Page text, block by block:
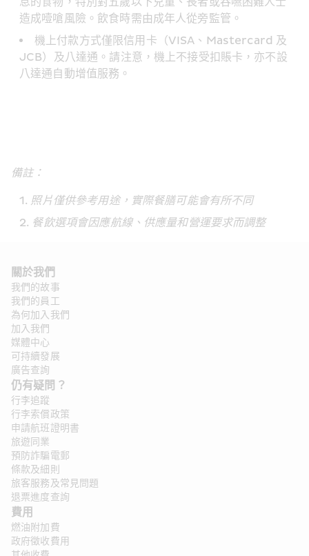
造成噎嗆風險。飲食時需由成年人從旁監管。
機上付款方式僅限信用卡（VISA、Mastercard 及
JCB）及八達通。請注意，機上不接受扣賬卡，亦不設
八達通自動增值服務。
備註：
照片僅供參考用途，實際餐膳可能會有所不同
餐飲選項會因應航線、供應量和營運要求而調整
關於我們
我們的故事
我們的員工
為何加入我們
加入我們
媒體中心
可持續發展
廣告查詢
仍有疑問？
行李追蹤
行李索償政策
申請航班證明書
旅遊同業
預防詐騙電郵
條款及細則
旅客服務及常見問題
退票進度查詢
費用
燃油附加費
政府徵收費用